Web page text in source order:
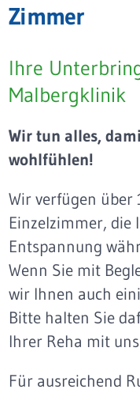
Zimmer
Ihre
Malbergklinik
Wir tun alles,
wohlfühlen!
Wir verfügen
Einzelzimmer,
Entspannung
Wenn Sie mit
wir Ihnen auch
Bitte halten Sie
Ihrer Reha mit
Für ausreichend